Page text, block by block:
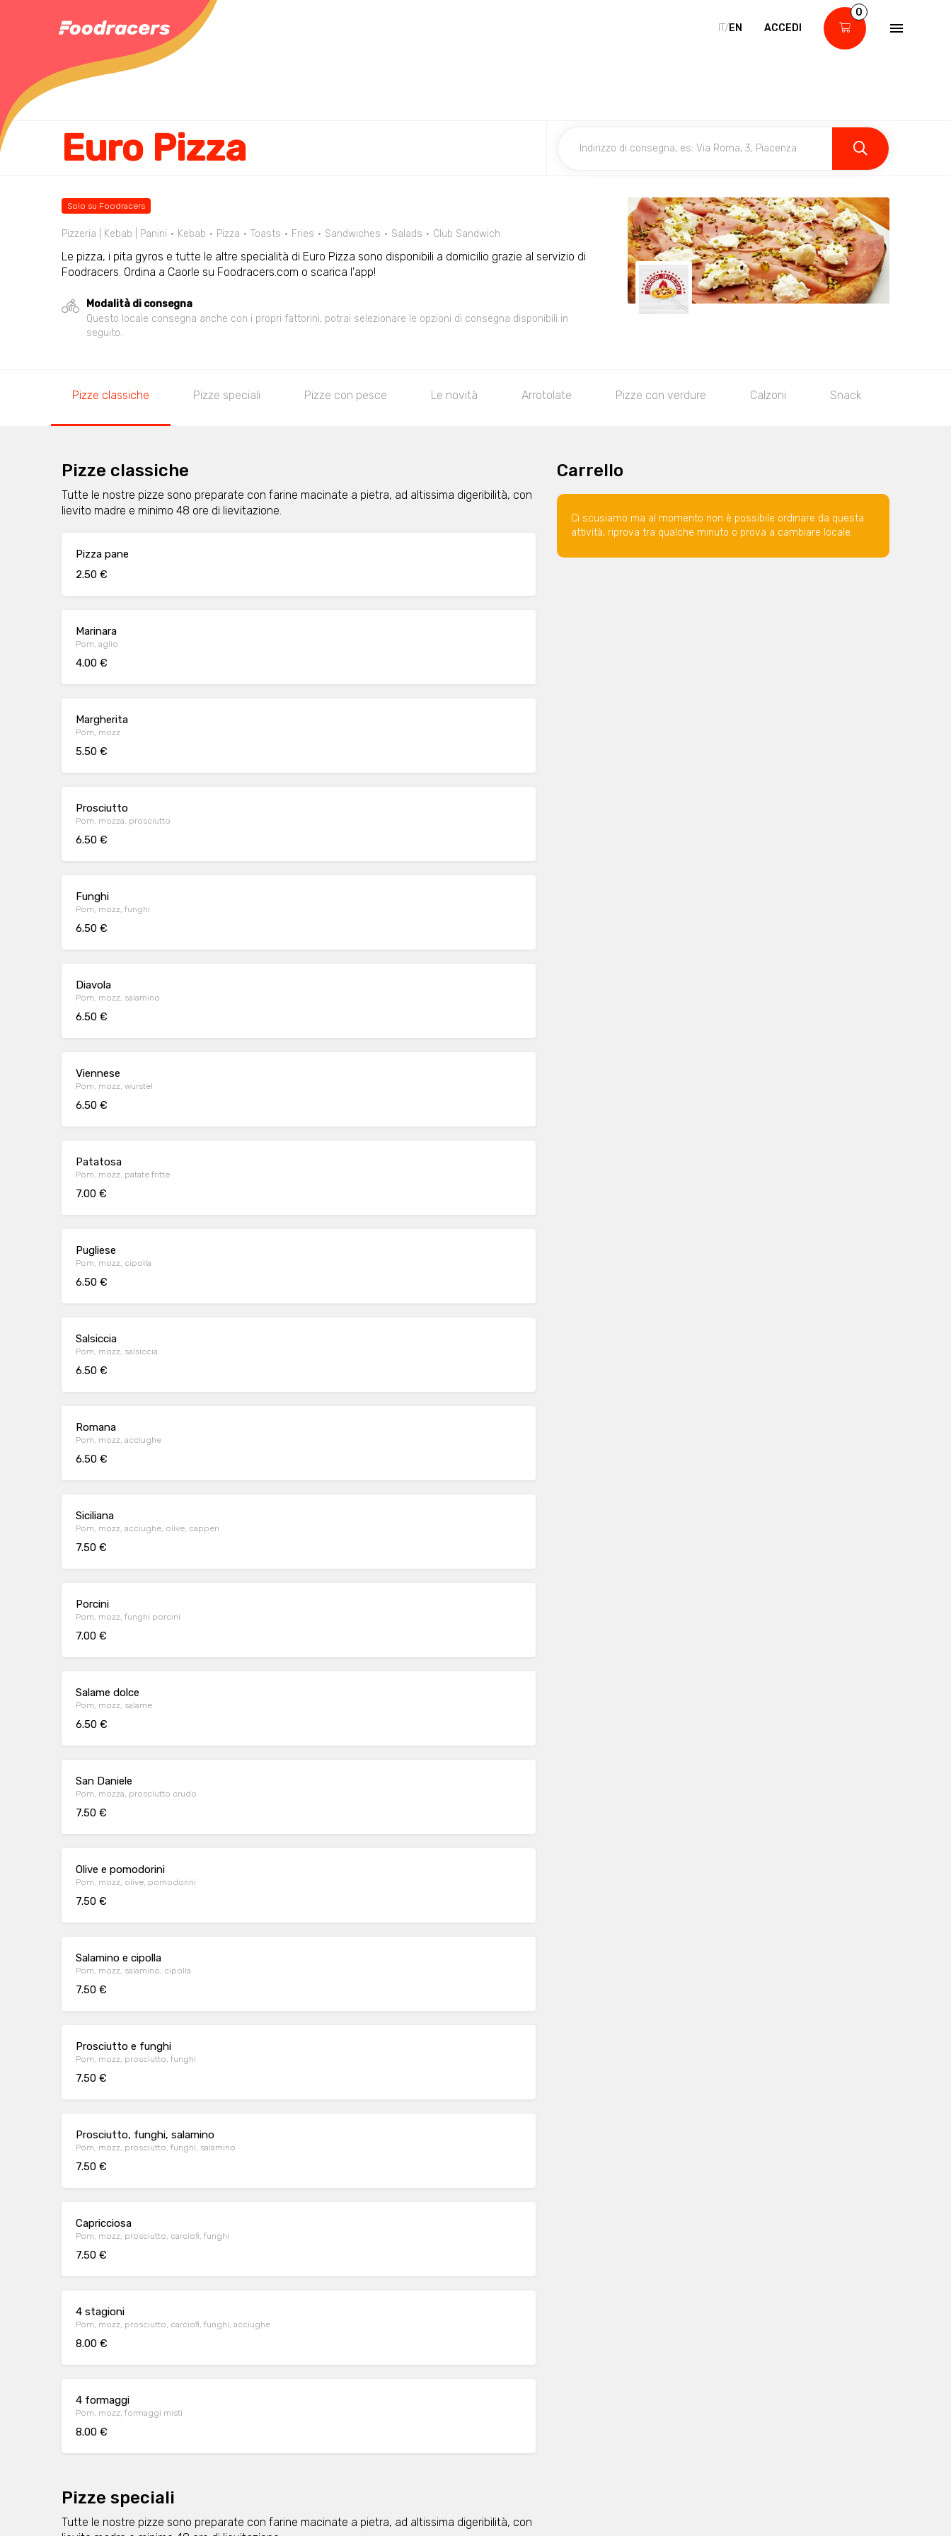
IT/EN ACCEDI
0
Euro Pizza
Solo su Foodracers
Pizzeria | Kebab | Panini Kebab Pizza Toasts Fries Sandwiches Salads Club Sandwich
Le pizza, i pita gyros e tutte le altre specialità di Euro Pizza sono disponibili a domicilio grazie al servizio di
Foodracers. Ordina a Caorle su Foodracers.com o scarica l'app!
Modalità di consegna
Questo locale consegna anche con i propri fattorini, potrai selezionare le opzioni di consegna disponibili in
seguito.
Pizze classiche Pizze speciali Pizze con pesce Le novità Arrotolate Pizze con verdure Calzoni Snack
Pizze classiche
Tutte le nostre pizze sono preparate con farine macinate a pietra, ad altissima digeribilità, con
lievito madre e minimo 48 ore di lievitazione.
Pizza pane
2.50 €
Marinara
Pom, aglio
4.00 €
Margherita
Pom, mozz
5.50 €
Prosciutto
Pom, mozza, prosciutto
6.50 €
Funghi
Pom, mozz, funghi
6.50 €
Diavola
Pom, mozz, salamino
6.50 €
Viennese
Pom, mozz, wurstel
6.50 €
Patatosa
Pom, mozz, patate fritte
7.00 €
Pugliese
Pom, mozz, cipolla
6.50 €
Salsiccia
Pom, mozz, salsiccia
6.50 €
Romana
Pom, mozz, acciughe
6.50 €
Siciliana
Pom, mozz, acciughe, olive, capperi
7.50 €
Porcini
Pom, mozz, funghi porcini
7.00 €
Salame dolce
Pom, mozz, salame
6.50 €
San Daniele
Pom, mozza, prosciutto crudo
7.50 €
Olive e pomodorini
Pom, mozz, olive, pomodorini
7.50 €
Salamino e cipolla
Pom, mozz, salamino, cipolla
7.50 €
Prosciutto e funghi
Pom, mozz, prosciutto, funghi
7.50 €
Prosciutto, funghi, salamino
Pom, mozz, prosciutto, funghi, salamino
7.50 €
Capricciosa
Pom, mozz, prosciutto, carciofi, funghi
7.50 €
4 stagioni
Pom, mozz, prosciutto, carciofi, funghi, acciughe
8.00 €
4 formaggi
Pom, mozz, formaggi misti
8.00 €
Pizze speciali
Tutte le nostre pizze sono preparate con farine macinate a pietra, ad altissima digeribilità, con
Carrello
Ci scusiamo ma al momento non è possibile ordinare da questa
attività, riprova tra qualche minuto o prova a cambiare locale.